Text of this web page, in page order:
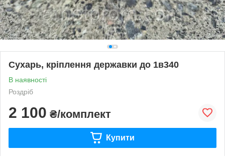
Сухарь, кріплення державки до 1в340
В наявності
Роздріб
2 100 ₴/комплект
Купити